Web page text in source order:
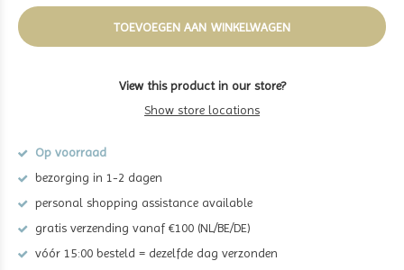
TOEVOEGEN AAN WINKELWAGEN
View this product in our store?
Show store locations
Op voorraad
bezorging in 1-2 dagen
personal shopping assistance available
gratis verzending vanaf €100 (NL/BE/DE)
vóór 15:00 besteld = dezelfde dag verzonden